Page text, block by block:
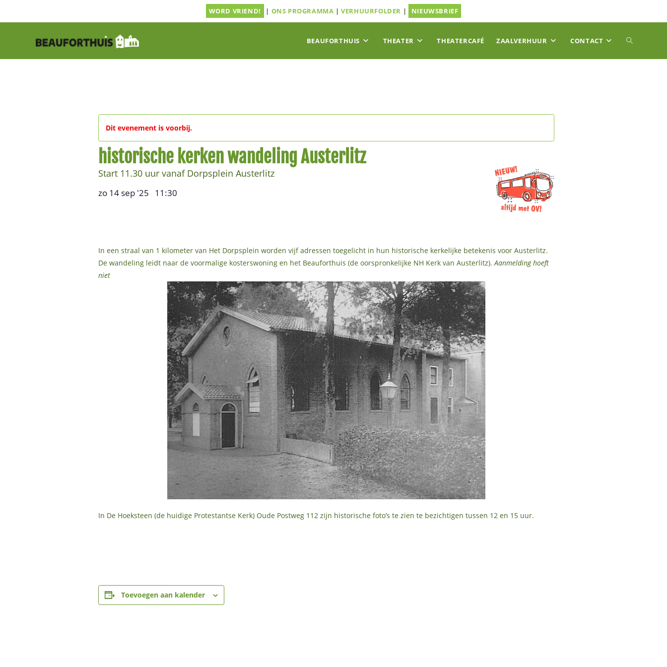
WORD VRIEND! | ONS PROGRAMMA |VERHUURFOLDER | NIEUWSBRIEF
BEAUFORTHUIS THEATER THEATERCAFÉ ZAALVERHUUR CONTACT TOGGLE
Dit evenement is voorbij.
historische kerken wandeling Austerlitz
Start 11.30 uur vanaf Dorpsplein Austerlitz
zo 14 sep '25 11:30
In een straal van 1 kilometer van Het Dorpsplein worden vijf adressen toegelicht in hun historische kerkelijke betekenis voor Austerlitz.
De wandeling leidt naar de voormalige kosterswoning en het Beauforthuis (de oorspronkelijke NH Kerk van Austerlitz).Aanmelding hoeft
niet
In De Hoeksteen (de huidige Protestantse Kerk) Oude Postweg 112 zijn historische foto’s te zien te bezichtigen tussen 12 en 15 uur.
Toevoegen aan kalender